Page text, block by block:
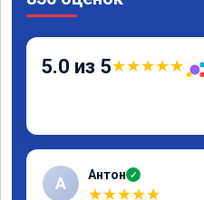
5.0 из 5★★★★★
А Антон ✓
★★★★★